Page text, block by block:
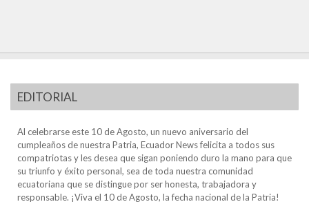
EDITORIAL
Al celebrarse este 10 de Agosto, un nuevo aniversario del
cumpleaños de nuestra Patria, Ecuador News felicita a todos sus
compatriotas y les desea que sigan poniendo duro la mano para que
su triunfo y éxito personal, sea de toda nuestra comunidad
ecuatoriana que se distingue por ser honesta, trabajadora y
responsable. ¡Viva el 10 de Agosto, la fecha nacional de la Patria!